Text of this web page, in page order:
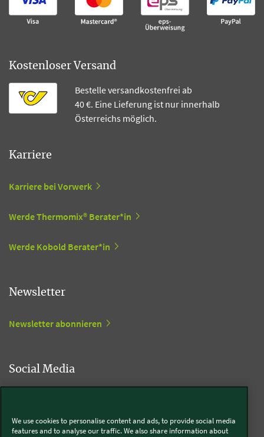
Kostenloser Versand
Bestelle versandkostenfrei ab
40 €. Eine Lieferung ist nur innerhalb
Österreichs möglich.
Karriere
Karriere bei Vorwerk
Werde Thermomix® Berater*in
Werde Kobold Berater*in
Newsletter
Newsletter abonnieren
Social Media
We use cookies to personalise content and ads, to provide social media
features and to analyse our traffic. We also share information about